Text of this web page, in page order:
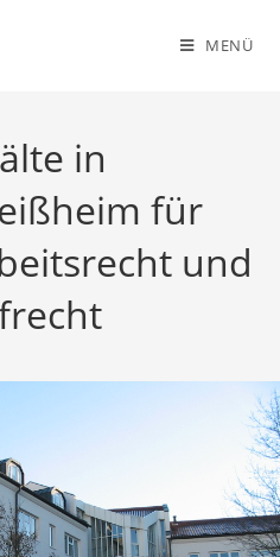
MENÜ
in
für
und